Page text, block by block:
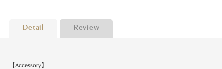
Detail Review
【Accessory】